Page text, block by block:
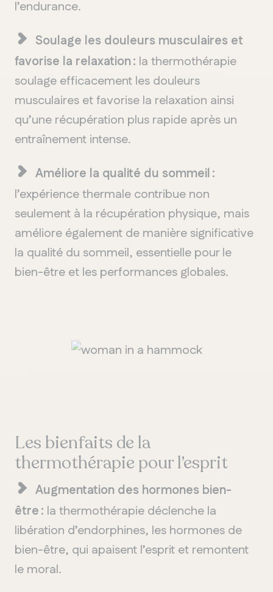
l’endurance.
Soulage les douleurs musculaires et
favorise la relaxation : la thermothérapie
soulage efficacement les douleurs
musculaires et favorise la relaxation ainsi
qu’une récupération plus rapide après un
entraînement intense.
Améliore la qualité du sommeil :
l’expérience thermale contribue non
seulement à la récupération physique, mais
améliore également de manière significative
la qualité du sommeil, essentielle pour le
bien-être et les performances globales.
Les bienfaits de la
thermothérapie pour l’esprit
Augmentation des hormones bien-
être : la thermothérapie déclenche la
libération d’endorphines, les hormones de
bien-être, qui apaisent l’esprit et remontent
le moral.